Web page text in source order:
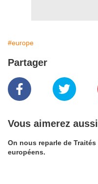
#europe
Partager
Vous aimerez aussi
On nous reparle de Traités
européens.